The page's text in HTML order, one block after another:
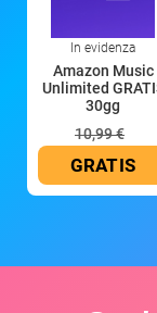
In evidenza
Amazon Music
Unlimited
30gg
10,99 €
GRATIS